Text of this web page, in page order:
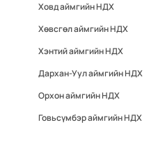
Ховд аймгийн НДХ
Хөвсгөл аймгийн НДХ
Хэнтий аймгийн НДХ
Дархан-Уул аймгийн НДХ
Орхон аймгийн НДХ
Говьсүмбэр аймгийн НДХ